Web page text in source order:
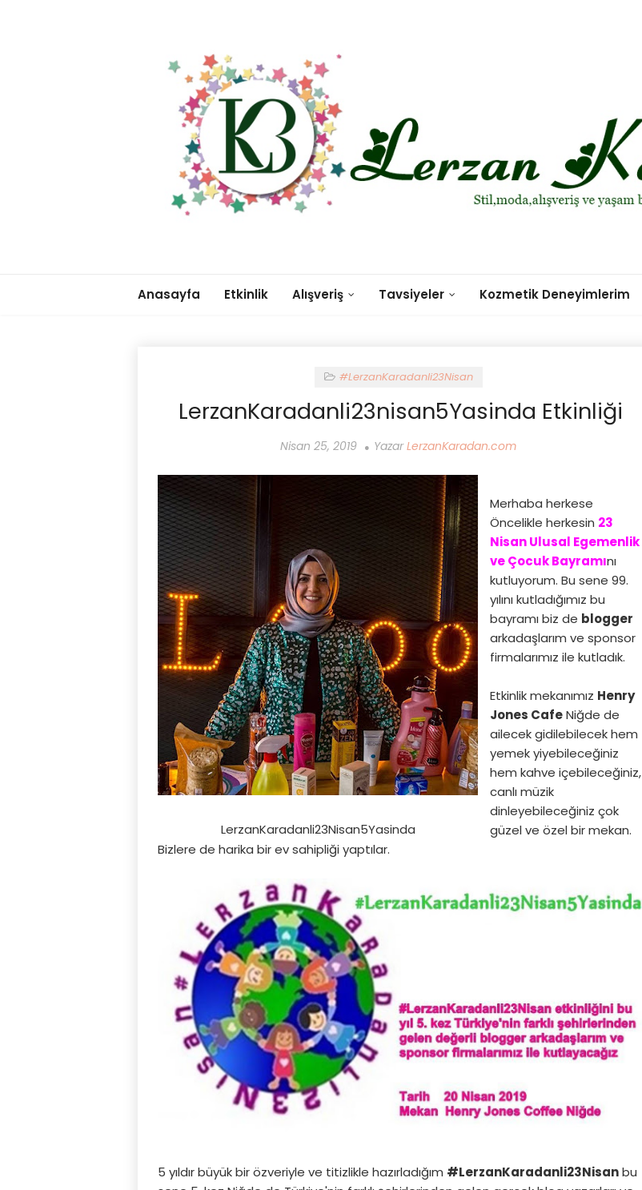
Anasayfa Etkinlik Alışveriş Tavsiyeler Kozmetik Deneyimlerim
#LerzanKaradanli23Nisan
LerzanKaradanli23nisan5Yasinda Etkinliği
Nisan 25, 2019 Yazar LerzanKaradan.com
LerzanKaradanli23Nisan5Yasinda
Merhaba herkese
Öncelikle herkesin 23
Nisan Ulusal Egemenlik
ve Çocuk Bayramını
kutluyorum. Bu sene 99.
yılını kutladığımız bu
bayramı biz de blogger
arkadaşlarım ve sponsor
firmalarımız ile kutladık.
Etkinlik mekanımız Henry
Jones CafeNiğde de
ailecek gidilebilecek hem
yemek yiyebileceğiniz
hem kahve içebileceğiniz,
canlı müzik
dinleyebileceğiniz çok
güzel ve özel bir mekan.
Bizlere de harika bir ev sahipliği yaptılar.
5 yıldır büyük bir özveriyle ve titizlikle hazırladığım #LerzanKaradanli23Nisanbu